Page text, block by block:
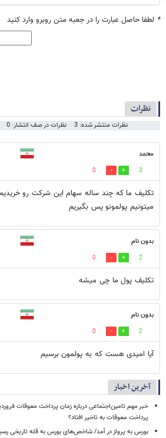
* لطفا حاصل عبارت را در جعبه متن روبرو وارد کنید
نظرات
نظرات منتشر شده: 3 نظرات در صف انتشار: 0
محمد
3
0
تکلیف ما که چند ساله سهام این شرکت رو
میتونیم پولمونو پس بگیریم
بدون نام
2
0
تکلیف پول ما چی میشه
بدون نام
2
0
آیا امیدی هست که به پولمون برسیم
آخرین اخبار
خبر مهم تامین‌اجتماعی درباره زمان پرداخت معوقات
پرداخت معوقات به تاخیر افتاد؟
بورس به پرواز در آمد/ شاخص‌های بورس به قله تاریخی